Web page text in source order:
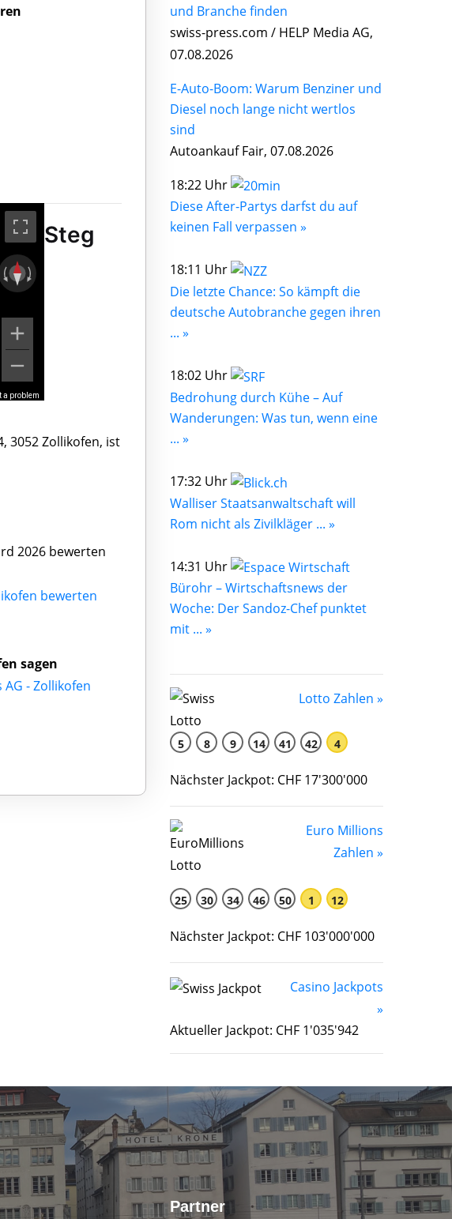
a problem
Steg
3052 Zollikofen, ist
2026 bewerten
bewerten
sagen
- Zollikofen
und Branche finden
swiss-press.com / HELP Media AG,
07.08.2026
E-Auto-Boom: Warum Benziner und
Diesel noch lange nicht wertlos
sind
Autoankauf Fair, 07.08.2026
18:22 Uhr
Diese After-Partys darfst du auf
keinen Fall verpassen »
18:11 Uhr
Die letzte Chance: So kämpft die
deutsche Autobranche gegen ihren
... »
18:02 Uhr
Bedrohung durch Kühe – Auf
Wanderungen: Was tun, wenn eine
... »
17:32 Uhr
Walliser Staatsanwaltschaft will
Rom nicht als Zivilkläger ... »
14:31 Uhr
Bürohr – Wirtschaftsnews der
Woche: Der Sandoz-Chef punktet
mit ... »
Lotto Zahlen »
5 8 9 14 41 42 4
Nächster Jackpot: CHF 17'300'000
Euro Millions
Zahlen »
25 30 34 46 50 1 12
Nächster Jackpot: CHF 103'000'000
Casino Jackpots
»
Aktueller Jackpot: CHF 1'035'942
Partner